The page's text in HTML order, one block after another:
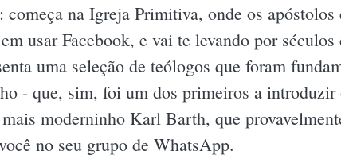
na Igreja Primitiva, onde os apóstolos
usar Facebook, e vai te levando por séculos
uma seleção de teólogos que foram
- que, sim, foi um dos primeiros a
moderninho Karl Barth, que
no seu grupo de WhatsApp.